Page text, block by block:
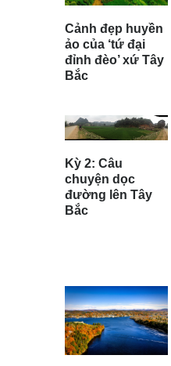
Cảnh đẹp huyền
ảo của ‘tứ đại
đỉnh đèo’ xứ Tây
Bắc
Kỳ 2: Câu
chuyện dọc
đường lên Tây
Bắc